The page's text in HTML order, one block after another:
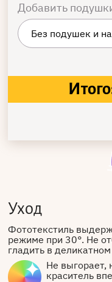
Добавить
Уход
Фототекстиль
режиме при 30°. Не
гладить в
Не выгорает,
краситель